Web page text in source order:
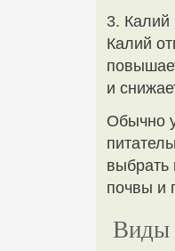
3. Калий
Калий
и
Обычно
выбрать
почвы и
Виды